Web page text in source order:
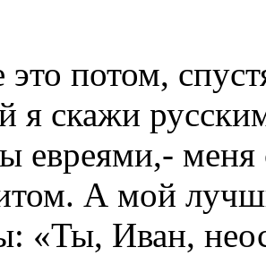
потом,
я скажи
евреями,-
А мой
«Ты, Иван,